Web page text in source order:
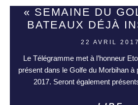
« SEMAINE DU
BATEAUX DÉJÀ
22 AVRIL 2017
Le Télégramme met à l’honneur
présent dans le Golfe du Morbihan à
2017. Seront également